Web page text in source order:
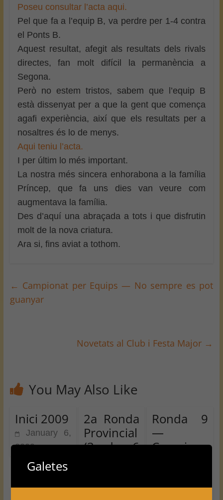
Poseu consultar l’acta aqui.
Pel que fa a l’equip B, va perdre per 1-4 contra
el Ponts B.
Aquest resultat, afegit als resultats dels rivals
directes, fan molt difícil la permanència a
Segona.
Però no estem tristos, sabem que l’equip B
està dissenyat per a que la gent que comença
agafi experiència, així que els resultats per a
nosaltres és lo de menys.
Aqui teniu l’acta.
I per últim lo més important.
La nostra més sincera enhorabona a la família
Príncep, que fa uns dies van veure com
augmentava la família.
Des d’aquí una abraçada a tots i que disfrutin
molt de la nova criatura.
Ara si, fins aviat a tothom.
← Campionat per Equips — No sempre es pot
guanyar
Novetats al Club i Festa Major →
You May Also Like
Inici 2009
January 6,
2009
3
2a Ronda
Provincial
(3 de 6
2009
3
Ronda 9
—
Campion
Absolut
Galetes